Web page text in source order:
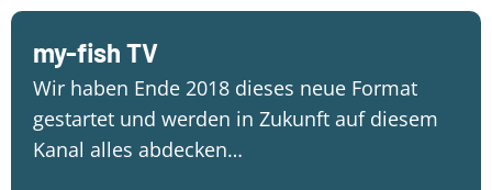
my-fish TV
Wir haben Ende 2018 dieses neue Format
gestartet und werden in Zukunft auf diesem
Kanal alles abdecken…